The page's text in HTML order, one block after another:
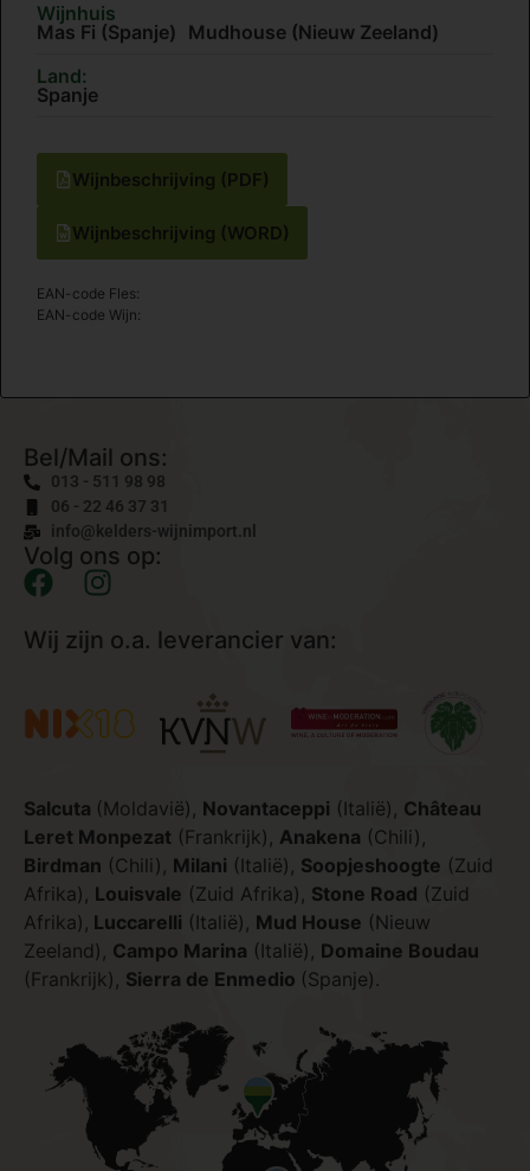
Wijnhuis
Mas Fi (Spanje) Mudhouse (Nieuw Zeeland)
Land:
Spanje
Wijnbeschrijving (PDF)
Wijnbeschrijving (WORD)
EAN-code Fles:
EAN-code Wijn:
Bel/Mail ons:
013 - 511 98 98
06 - 22 46 37 31
info@kelders-wijnimport.nl
Volg ons op:
Wij zijn o.a. leverancier van:
Salcuta (Moldavië), Novantaceppi (Italië), Château
Leret Monpezat (Frankrijk), Anakena (Chili),
Birdman (Chili), Milani (Italië), Soopjeshoogte (Zuid
Afrika), Louisvale (Zuid Afrika), Stone Road (Zuid
Afrika), Luccarelli (Italië), Mud House (Nieuw
Zeeland), Campo Marina (Italië), Domaine Boudau
(Frankrijk), Sierra de Enmedio (Spanje).